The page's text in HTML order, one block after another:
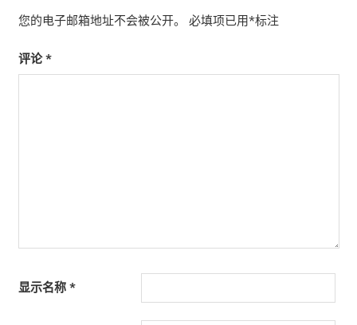
航
您的电子邮箱地址不会被公开。 必填项已用*标注
评论*
显示名称 *